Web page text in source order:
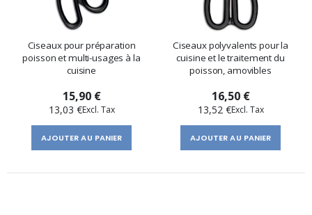
Ciseaux pour préparation
poisson et multi-usages à la
cuisine
15,90 €
13,03 €
AJOUTER AU PANIER
Ciseaux polyvalents pour la
cuisine et le traitement du
poisson, amovibles
16,50 €
13,52 €
AJOUTER AU PANIER